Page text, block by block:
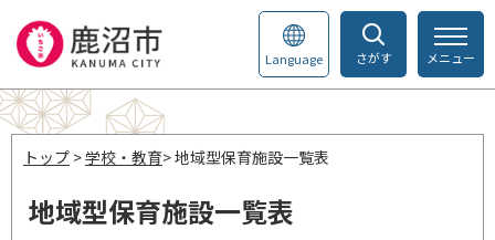
さがす
Language メニュー
トップ >学校・教育> 地域型保育施設一覧表
地域型保育施設一覧表